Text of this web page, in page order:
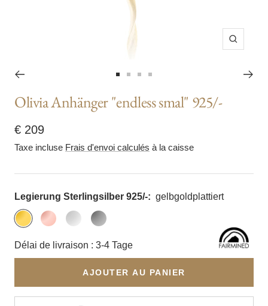
Zoom
auauauau
Olivia Anhänger "endless smal" 925/-
Prix
de
€ 209
Taxe incluse Frais d'envoi calculés à la caisse
Legierung Sterlingsilber 925/-: gelbgoldplattiert
gelbgoldplattiert
rosegoldplattiert
rhodiniertschwarzrhodiniert
Délai de livraison : 3-4 Tage
AJOUTER AU PANIER